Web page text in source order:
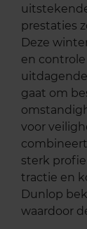
prestaties
Deze
en
gaat om
voor
sterk
tractie en
Dunlop
waardoor